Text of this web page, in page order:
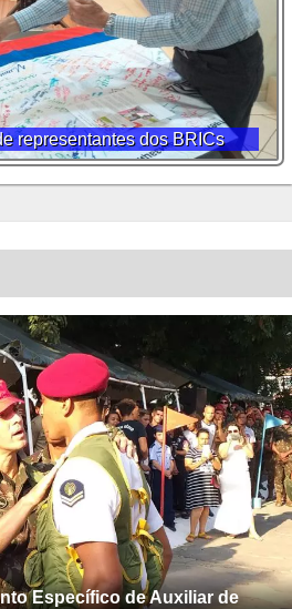
representantes dos BRICs
Específico de Auxiliar de